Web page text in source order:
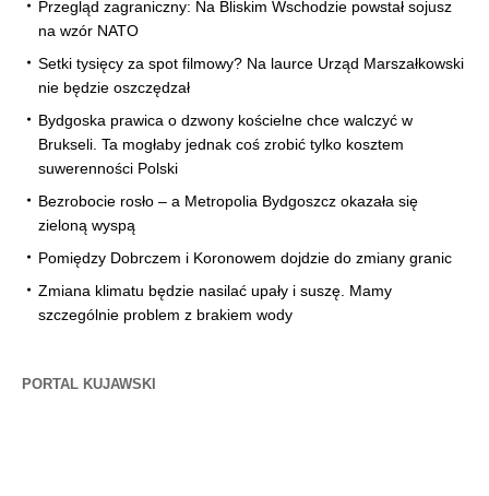
Przegląd zagraniczny: Na Bliskim Wschodzie powstał sojusz
na wzór NATO
Setki tysięcy za spot filmowy? Na laurce Urząd Marszałkowski
nie będzie oszczędzał
Bydgoska prawica o dzwony kościelne chce walczyć w
Brukseli. Ta mogłaby jednak coś zrobić tylko kosztem
suwerenności Polski
Bezrobocie rosło – a Metropolia Bydgoszcz okazała się
zieloną wyspą
Pomiędzy Dobrczem i Koronowem dojdzie do zmiany granic
Zmiana klimatu będzie nasilać upały i suszę. Mamy
szczególnie problem z brakiem wody
PORTAL KUJAWSKI